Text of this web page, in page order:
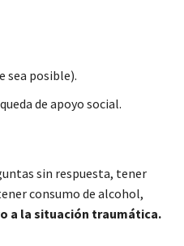
sea posible).
de apoyo social.
sin respuesta, tener
consumo de alcohol,
a la situación traumática.